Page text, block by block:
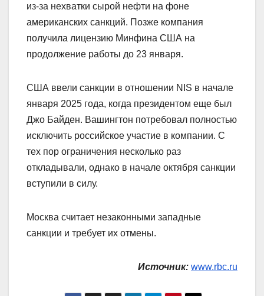
из-за нехватки сырой нефти на фоне
американских санкций. Позже компания
получила лицензию Минфина США на
продолжение работы до 23 января.
США ввели санкции в отношении NIS в начале
января 2025 года, когда президентом еще был
Джо Байден. Вашингтон потребовал полностью
исключить российское участие в компании. С
тех пор ограничения несколько раз
откладывали, однако в начале октября санкции
вступили в силу.
Москва считает незаконными западные
санкции и требует их отмены.
Источник: www.rbc.ru